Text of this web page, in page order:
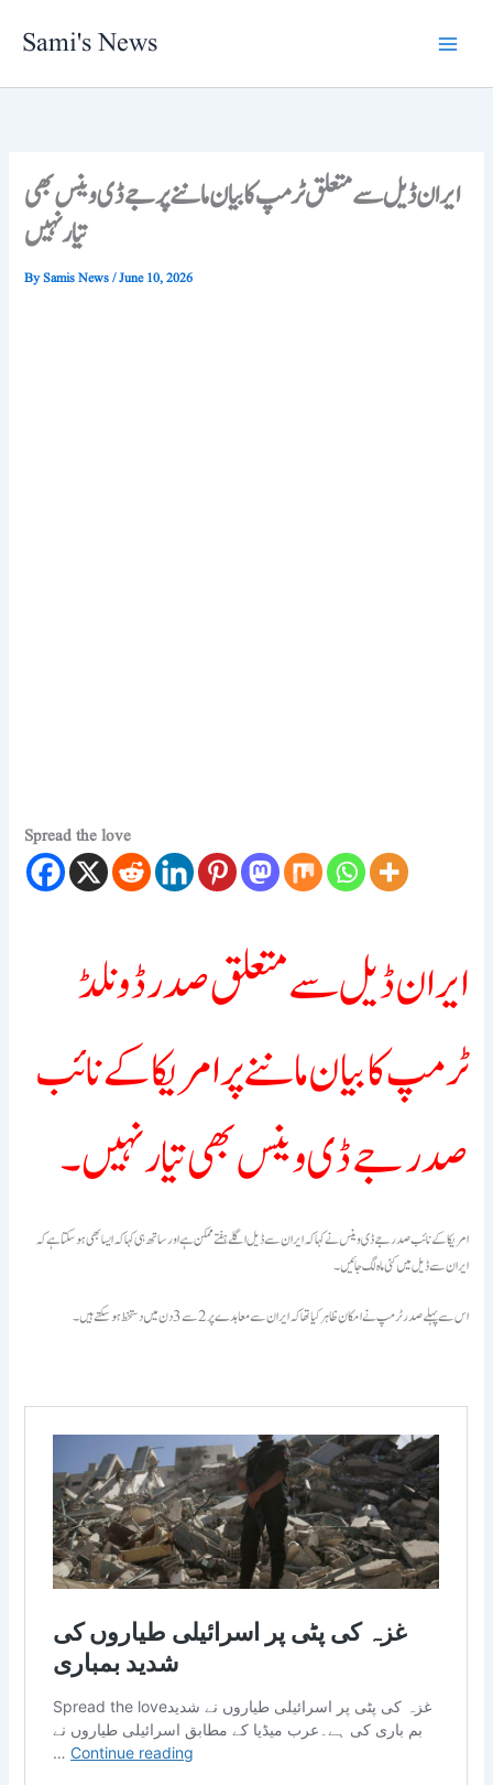
Sami's News
ایران ڈیل سے متعلق ٹرمپ کا بیان ماننے پر جے ڈی وینس بھی
تیار نہیں
BySamis News/June 10, 2026
Spread the love
ایران ڈیل سے متعلق صدر ڈونلڈ
ٹرمپ کا بیان ماننے پر امریکا کے نائب
امریکا کے نائب صدر جے ڈی وینس نے کہا کہ ایران سے ڈیل اگلے ہفتے ممکن ہے اور ساتھ ہی کہا کہ ایسا بھی ہوسکتا ہے کہ
ایران سے ڈیل میں کئی ماہ لگ جائیں۔
اس سے پہلے صدر ٹرمپ نے امکان ظاہر کیا تھا کہ ایران سے معاہدے پر 2 سے 3 دن میں دستخط ہوسکتے ہیں۔